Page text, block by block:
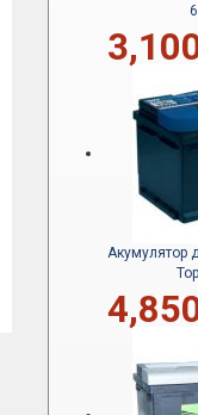
Акумулятор